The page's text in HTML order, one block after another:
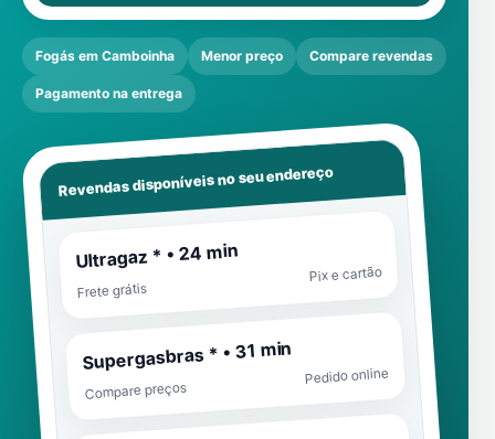
Fogás em Camboinha Menor preço Compare revendas
Pagamento na entrega
Revendas disponíveis no seu endereço
Ultragaz * • 24 min
Frete grátis
Pix e cartão
Supergasbras * • 31 min
Compare preços
Pedido online